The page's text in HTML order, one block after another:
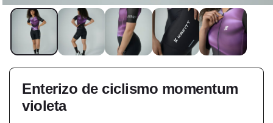
Enterizo de ciclismo momentum
violeta